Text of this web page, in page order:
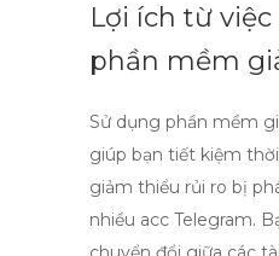
Lợi ích từ
phần mềm
Sử dụng phần mềm
giúp bạn tiết kiệm
giảm thiểu rủi ro bị
nhiều acc Telegram.